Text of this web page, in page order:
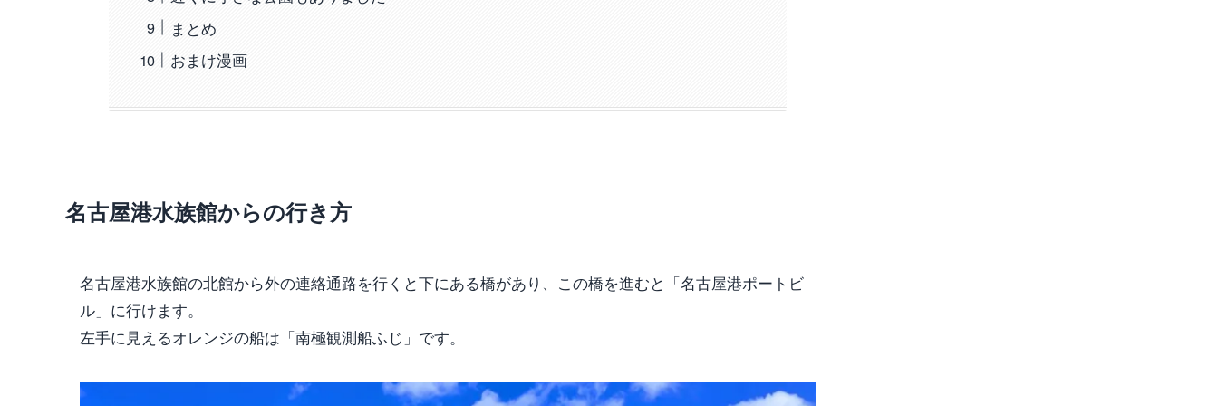
まとめ
おまけ漫画
名古屋港水族館からの行き方
名古屋港水族館の北館から外の連絡通路を行くと下にある橋があり、この橋を進むと「名古屋港ポートビ
ル」に行けます。
左手に見えるオレンジの船は「南極観測船ふじ」です。